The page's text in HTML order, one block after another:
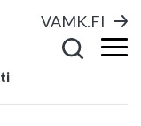
VAMK.FI